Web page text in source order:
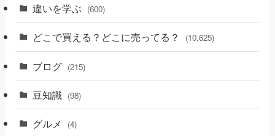
違いを学ぶ (600)
どこで買える？どこに売ってる？ (10,625)
ブログ (215)
豆知識 (98)
グルメ (4)